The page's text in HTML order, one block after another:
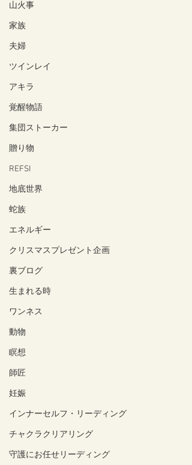
山火事
家族
夫婦
ツインレイ
アキラ
覚醒物語
集団ストーカー
贈り物
REFSI
地底世界
蛇族
エネルギー
クリスマスプレゼント企画
裏ブログ
生まれる時
ワンネス
動物
瞑想
師匠
妊娠
インナーセルフ・リーディング
チャクラクリアリング
守護にお任せリーディング